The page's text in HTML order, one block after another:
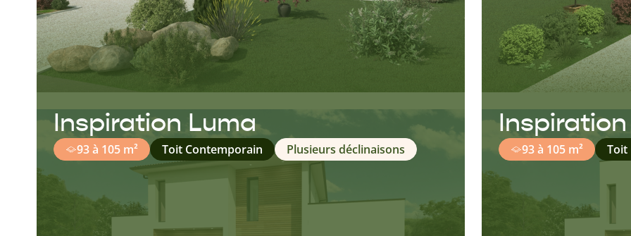
Inspiration Luma
93 à 105 m² Toit Contemporain Plusieurs déclinaisons 93 à 105 m² Toit